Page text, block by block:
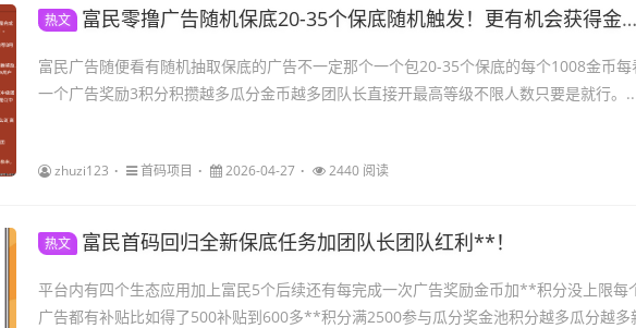
热文 富民零撸广告随机保底20-35个保底随机触发！更有机会获得金包次数！
富民广告随便看有随机抽取保底的广告不一定那个一个包20-35个保底的每个1008金币每
一个广告奖励3积分积攒越多瓜分金币越多团队长直接开最高等级不限人数只要是就行。
zhuzi123 首码项目 2026-04-27 2440 阅读
热文 富民首码回归全新保底任务加团队长团队红利**！
平台内有四个生态应用加上富民5个后续还有每完成一次广告奖励金币加**积分没上限每
广告都有补贴比如得了500补贴到600多**积分满2500参与瓜分奖金池积分越多瓜分越多